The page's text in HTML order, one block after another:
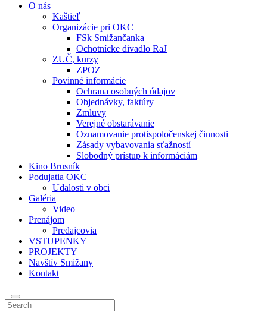
O nás
Kaštieľ
Organizácie pri OKC
FSk Smižančanka
Ochotnícke divadlo RaJ
ZUČ, kurzy
ZPOZ
Povinné informácie
Ochrana osobných údajov
Objednávky, faktúry
Zmluvy
Verejné obstarávanie
Oznamovanie protispoločenskej činnosti
Zásady vybavovania sťažností
Slobodný prístup k informáciám
Kino Brusník
Podujatia OKC
Udalosti v obci
Galéria
Video
Prenájom
Predajcovia
VSTUPENKY
PROJEKTY
Navštív Smižany
Kontakt